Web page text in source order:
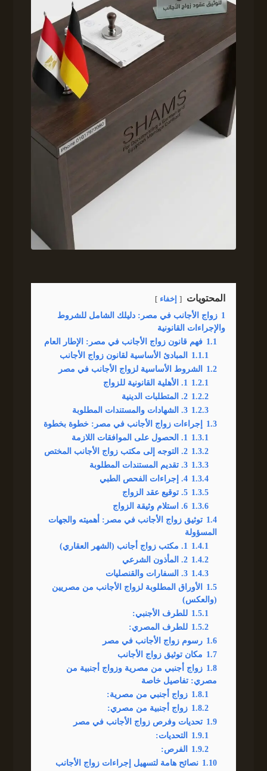
المحتويات إخفاء
1 زواج الأجانب في مصر: دليلك الشامل للشروط
والإجراءات القانونية
1.1 فهم قانون زواج الأجانب في مصر: الإطار العام
1.1.1
المبادئ الأساسية لقانون زواج الأجانب
1.2
الشروط الأساسية لزواج الأجانب في مصر
1.2.1 1. الأهلية القانونية للزواج
1.2.2 2. المتطلبات الدينية
1.2.3 3. الشهادات والمستندات المطلوبة
1.3
إجراءات زواج الأجانب في مصر: خطوة بخطوة
1.3.1 1. الحصول على الموافقات اللازمة
1.3.2 2. التوجه إلى مكتب زواج الأجانب المختص
1.3.3 3. تقديم المستندات المطلوبة
1.3.4 4. إجراءات الفحص الطبي
1.3.5 5. توقيع عقد الزواج
1.3.6 6. استلام وثيقة الزواج
1.4 توثيق زواج الأجانب في مصر: أهميته والجهات
المسؤولة
1.4.1 1. مكتب زواج أجانب (الشهر العقاري)
1.4.2 2. المأذون الشرعي
1.4.3 3. السفارات والقنصليات
1.5
الأوراق المطلوبة لزواج الأجانب من مصريين
(والعكس)
1.5.1 للطرف الأجنبي:
1.5.2 للطرف المصري:
1.6 رسوم زواج الأجانب في مصر
1.7 مكان توثيق زواج الأجانب
1.8 زواج أجنبي من مصرية وزواج أجنبية من
مصري: تفاصيل خاصة
1.8.1 زواج أجنبي من مصرية:
1.8.2 زواج أجنبية من مصري:
1.9 تحديات وفرص زواج الأجانب في مصر
1.9.1
التحديات:
1.9.2
الفرص:
1.10 نصائح هامة لتسهيل إجراءات زواج الأجانب